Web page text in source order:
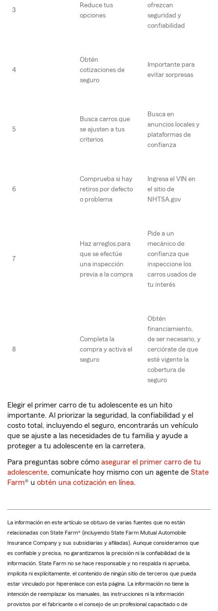
3
Reduce tus
opciones
ofrezcan
seguridad y
confiabilidad
4
Obtén
cotizaciones de
seguro
Importante para
evitar sorpresas
5
Busca carros que
se ajusten a tus
criterios
Busca en
anuncios locales y
plataformas de
confianza
6
Comprueba si hay
retiros por defecto
o problema
Ingresa el VIN en
el sitio de
NHTSA.gov
7
Haz arreglos para
que se efectúe
una inspección
previa a la compra
Pide a un
mecánico de
confianza que
inspeccione los
carros usados de
tu interés
8
Completa la
compra y activa el
seguro
Obtén
financiamiento,
de ser necesario, y
cerciórate de que
esté vigente la
cobertura de
seguro
Elegir el primer carro de tu adolescente es un hito
importante. Al priorizar la seguridad, la confiabilidad y el
costo total, incluyendo el seguro, encontrarás un vehículo
que se ajuste a las necesidades de tu familia y ayude a
proteger a tu adolescente en la carretera.
Para preguntas sobre cómo asegurar el primer carro de tu
adolescente, comunícate hoy mismo con un agente de State
Farm® u obtén una cotización en línea.
La información en este artículo se obtuvo de varias fuentes que no están
relacionadas con State Farm® (incluyendo State Farm Mutual Automobile
Insurance Company y sus subsidiarias y afiliadas). Aunque consideramos que
es confiable y precisa, no garantizamos la precisión ni la confiabilidad de la
información. State Farm no se hace responsable y no respalda ni aprueba,
implícita ni explícitamente, el contenido de ningún sitio de terceros que pueda
estar vinculado por hiperenlace con esta página. La información no tiene la
intención de reemplazar los manuales, las instrucciones ni la información
provistos por el fabricante o el consejo de un profesional capacitado o de